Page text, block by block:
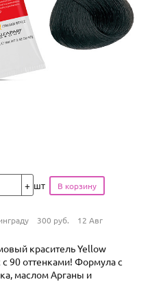
шт
300 руб. 12 Авг
краситель Yellow
90 оттенками! Формула с
маслом Арганы и